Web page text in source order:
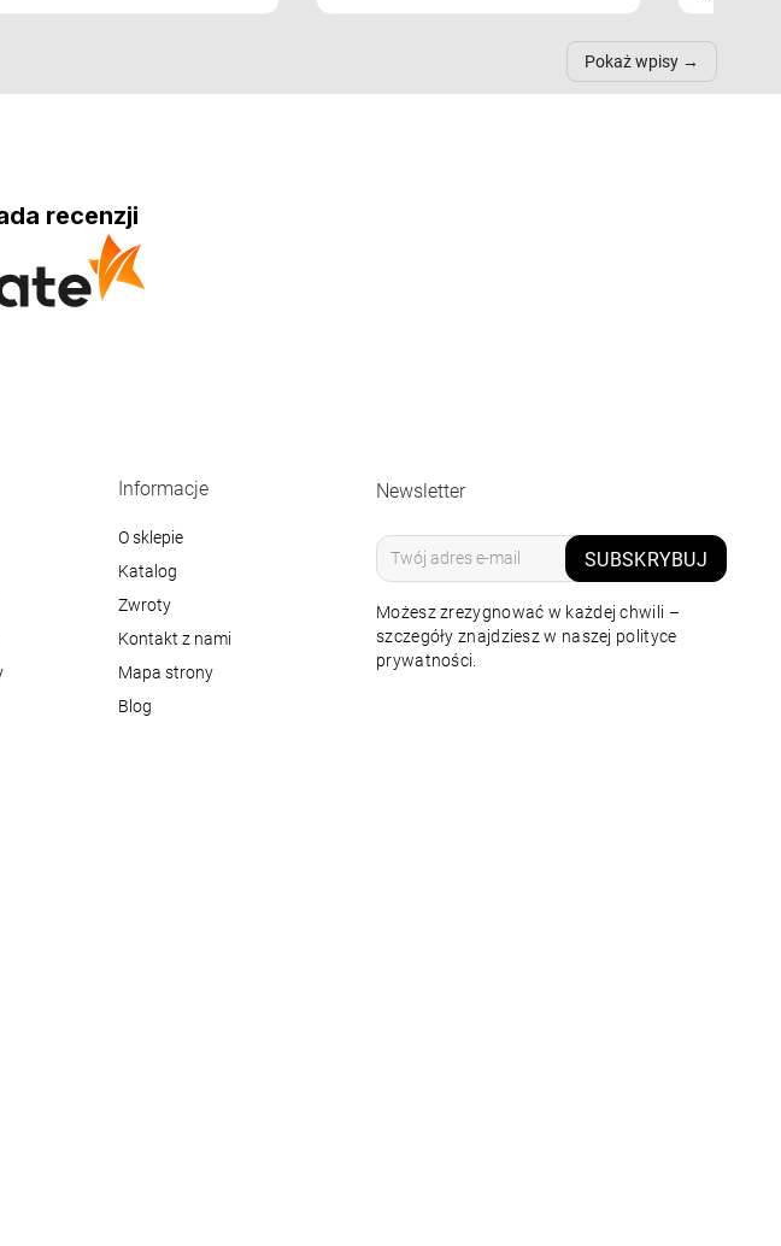
Pokaż wpisy
recenzji
Informacje
O sklepie
Katalog
Zwroty
Kontakt z nami
Mapa strony
Blog
Newsletter
SUBSKRYBUJ
Możesz zrezygnować w każdej chwili –
szczegóły znajdziesz w naszej polityce
prywatności.